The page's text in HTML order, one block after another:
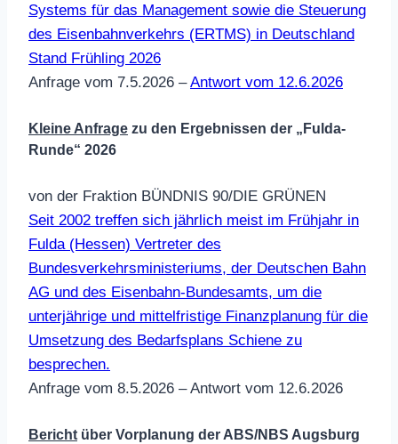
Systems für das Management sowie die Steuerung
des Eisenbahnverkehrs (ERTMS) in Deutschland
Stand Frühling 2026
Anfrage vom 7.5.2026 –Antwort vom 12.6.2026
Kleine Anfrage zu den Ergebnissen der „Fulda-
Runde“ 2026
von der Fraktion BÜNDNIS 90/DIE GRÜNEN
Seit 2002 treffen sich jährlich meist im Frühjahr in
Fulda (Hessen) Vertreter des
Bundesverkehrsministeriums, der Deutschen Bahn
AG und des Eisenbahn-Bundesamts, um die
unterjährige und mittelfristige Finanzplanung für die
Umsetzung des Bedarfsplans Schiene zu
besprechen.
Anfrage vom 8.5.2026 – Antwort vom 12.6.2026
Bericht über Vorplanung der ABS/NBS Augsburg